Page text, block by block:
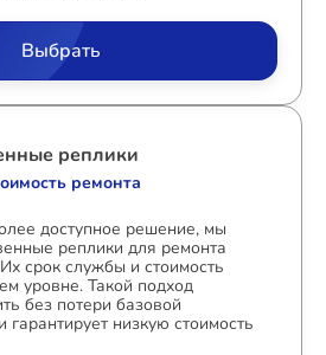
Выбрать
реплики
ремонта
доступное решение, мы
реплики для ремонта
срок службы и стоимость
уровне. Такой подход
без потери базовой
низкую стоимость